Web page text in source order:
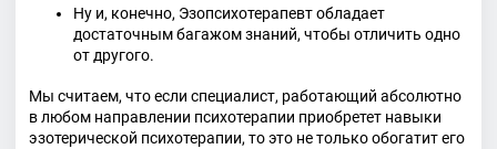
Ну и, конечно, Эзопсихотерапевт обладает
достаточным багажом знаний, чтобы отличить одно
от другого.
Мы считаем, что если специалист, работающий абсолютно
в любом направлении психотерапии приобретет навыки
эзотерической психотерапии, то это не только обогатит его